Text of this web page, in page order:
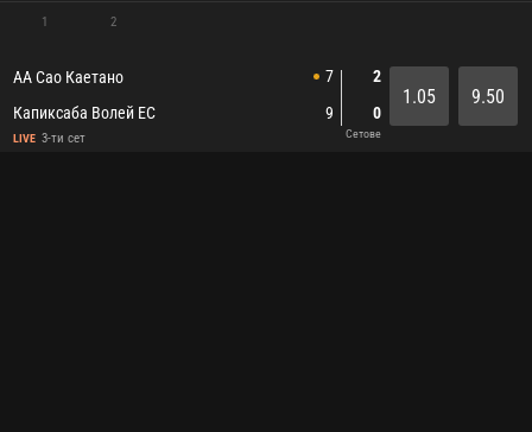
1 2
АА Сао Каетано
Капиксаба Волей ЕС
LIVE 3-ти сет
7
9
2
0
Сетове
1.05 9.50